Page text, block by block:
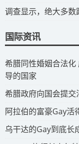
调查显示，绝大多
国际资讯
希腊同性婚姻合法
导的国家
希腊政府向国会提
阿拉伯的富豪Gay活
乌干达的Gay到底长